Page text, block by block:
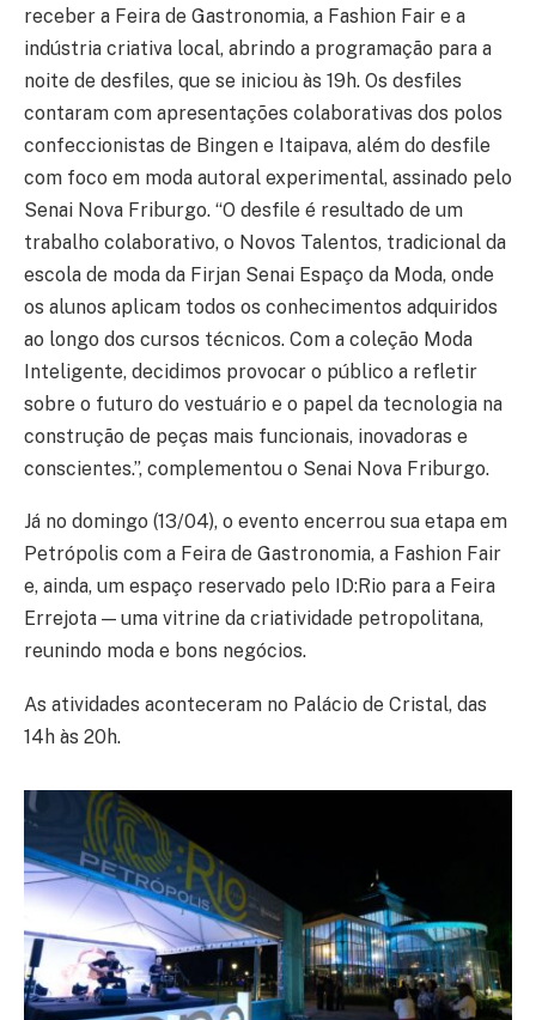
receber a Feira de Gastronomia, a Fashion Fair e a
indústria criativa local, abrindo a programação para a
noite de desfiles, que se iniciou às 19h. Os desfiles
contaram com apresentações colaborativas dos polos
confeccionistas de Bingen e Itaipava, além do desfile
com foco em moda autoral experimental, assinado pelo
Senai Nova Friburgo. “O desfile é resultado de um
trabalho colaborativo, o Novos Talentos, tradicional da
escola de moda da Firjan Senai Espaço da Moda, onde
os alunos aplicam todos os conhecimentos adquiridos
ao longo dos cursos técnicos. Com a coleção Moda
Inteligente, decidimos provocar o público a refletir
sobre o futuro do vestuário e o papel da tecnologia na
construção de peças mais funcionais, inovadoras e
conscientes.”, complementou o Senai Nova Friburgo.
Já no domingo (13/04), o evento encerrou sua etapa em
Petrópolis com a Feira de Gastronomia, a Fashion Fair
e, ainda, um espaço reservado pelo ID:Rio para a Feira
Errejota — uma vitrine da criatividade petropolitana,
reunindo moda e bons negócios.
As atividades aconteceram no Palácio de Cristal, das
14h às 20h.